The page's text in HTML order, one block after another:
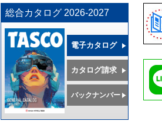
総合カタログ 2026-2027
電子カタログ
カタログ請求
バックナンバー